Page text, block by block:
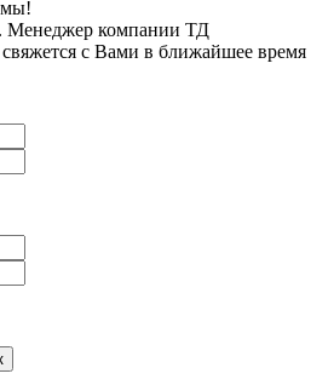
Менеджер компании ТД
с Вами в ближайшее время